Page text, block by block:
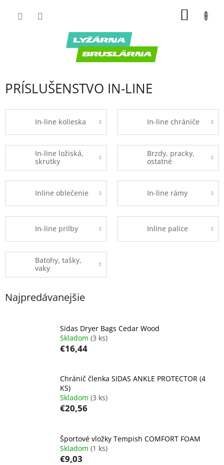
PRÍSLUŠENSTVO IN-LINE
In-line kolieska In-line chrániče
In-line ložiská,
skrutky
Brzdy, pracky,
ostatné
Inline oblečenie In-line rámy
In-line prilby Inline palice
Batohy, tašky,
vaky
Najpredávanejšie
Sidas Dryer Bags Cedar Wood
Skladom (3 ks)
€16,44
Chránič členka SIDAS ANKLE PROTECTOR (4
KS)
Skladom (3 ks)
€20,56
Športové vložky Tempish COMFORT FOAM
Skladom (1 ks)
€9,03